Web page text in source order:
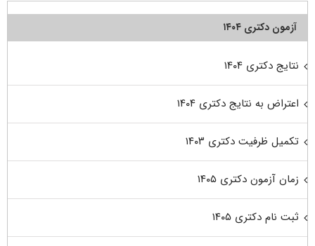
آزمون دکتری ۱۴۰۴
نتایج دکتری ۱۴۰۴
اعتراض به نتایج دکتری ۱۴۰۴
تکمیل ظرفیت دکتری ۱۴۰۳
زمان آزمون دکتری ۱۴۰۵
ثبت نام دکتری ۱۴۰۵